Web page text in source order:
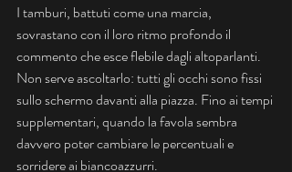
I tamburi, battuti come una marcia,
sovrastano con il loro ritmo profondo il
commento che esce flebile dagli altoparlanti.
Non serve ascoltarlo: tutti gli occhi sono fissi
sullo schermo davanti alla piazza. Fino ai tempi
supplementari, quando la favola sembra
davvero poter cambiare le percentuali e
sorridere ai biancoazzurri.